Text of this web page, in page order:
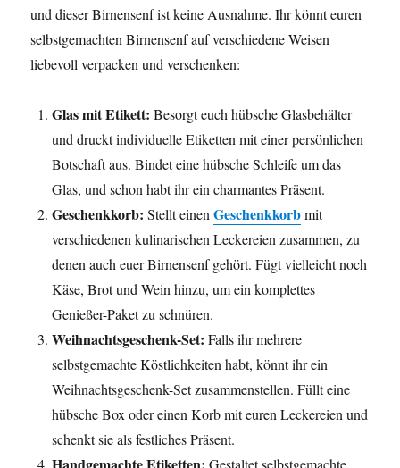
und dieser Birnensenf ist keine Ausnahme. Ihr könnt euren
selbstgemachten Birnensenf auf verschiedene Weisen
liebevoll verpacken und verschenken:
Glas mit Etikett: Besorgt euch hübsche Glasbehälter
und druckt individuelle Etiketten mit einer persönlichen
Botschaft aus. Bindet eine hübsche Schleife um das
Glas, und schon habt ihr ein charmantes Präsent.
Geschenkkorb: Stellt einenGeschenkkorbmit
verschiedenen kulinarischen Leckereien zusammen, zu
denen auch euer Birnensenf gehört. Fügt vielleicht noch
Käse, Brot und Wein hinzu, um ein komplettes
Genießer-Paket zu schnüren.
Weihnachtsgeschenk-Set: Falls ihr mehrere
selbstgemachte Köstlichkeiten habt, könnt ihr ein
Weihnachtsgeschenk-Set zusammenstellen. Füllt eine
hübsche Box oder einen Korb mit euren Leckereien und
schenkt sie als festliches Präsent.
Gestaltet selbstgemachte